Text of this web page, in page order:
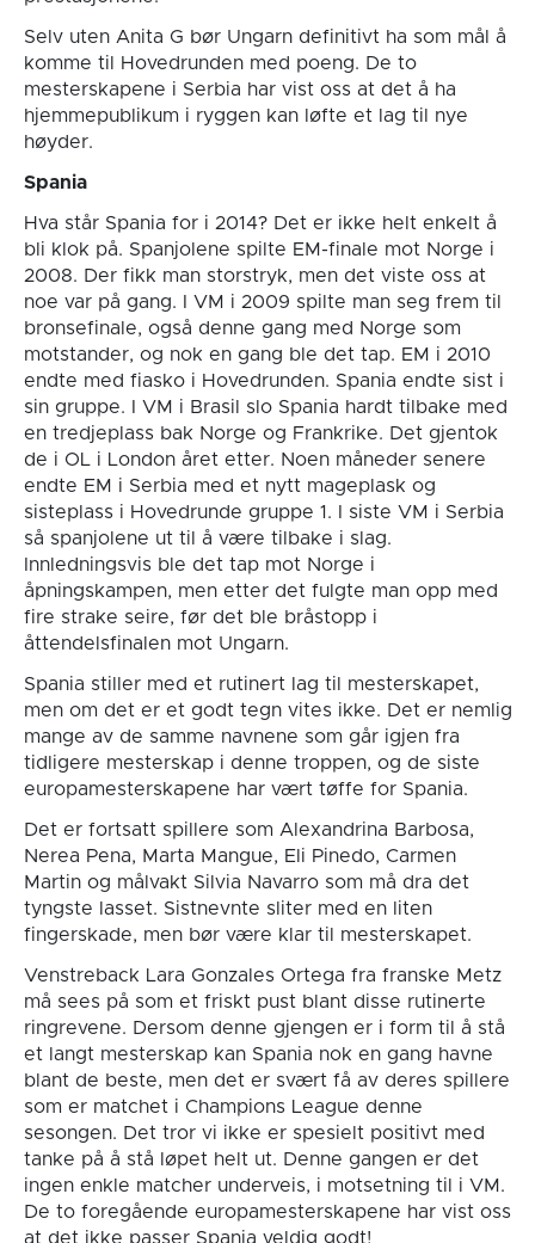
Selv uten Anita G bør Ungarn definitivt ha som mål å
komme til Hovedrunden med poeng. De to
mesterskapene i Serbia har vist oss at det å ha
hjemmepublikum i ryggen kan løfte et lag til nye
høyder.
Spania
Hva står Spania for i 2014? Det er ikke helt enkelt å
bli klok på. Spanjolene spilte EM-finale mot Norge i
2008. Der fikk man storstryk, men det viste oss at
noe var på gang. I VM i 2009 spilte man seg frem til
bronsefinale, også denne gang med Norge som
motstander, og nok en gang ble det tap. EM i 2010
endte med fiasko i Hovedrunden. Spania endte sist i
sin gruppe. I VM i Brasil slo Spania hardt tilbake med
en tredjeplass bak Norge og Frankrike. Det gjentok
de i OL i London året etter. Noen måneder senere
endte EM i Serbia med et nytt mageplask og
sisteplass i Hovedrunde gruppe 1. I siste VM i Serbia
så spanjolene ut til å være tilbake i slag.
Innledningsvis ble det tap mot Norge i
åpningskampen, men etter det fulgte man opp med
fire strake seire, før det ble bråstopp i
åttendelsfinalen mot Ungarn.
Spania stiller med et rutinert lag til mesterskapet,
men om det er et godt tegn vites ikke. Det er nemlig
mange av de samme navnene som går igjen fra
tidligere mesterskap i denne troppen, og de siste
europamesterskapene har vært tøffe for Spania.
Det er fortsatt spillere som Alexandrina Barbosa,
Nerea Pena, Marta Mangue, Eli Pinedo, Carmen
Martin og målvakt Silvia Navarro som må dra det
tyngste lasset. Sistnevnte sliter med en liten
fingerskade, men bør være klar til mesterskapet.
Venstreback Lara Gonzales Ortega fra franske Metz
må sees på som et friskt pust blant disse rutinerte
ringrevene. Dersom denne gjengen er i form til å stå
et langt mesterskap kan Spania nok en gang havne
blant de beste, men det er svært få av deres spillere
som er matchet i Champions League denne
sesongen. Det tror vi ikke er spesielt positivt med
tanke på å stå løpet helt ut. Denne gangen er det
ingen enkle matcher underveis, i motsetning til i VM.
De to foregående europamesterskapene har vist oss
at det ikke passer Spania veldig godt!